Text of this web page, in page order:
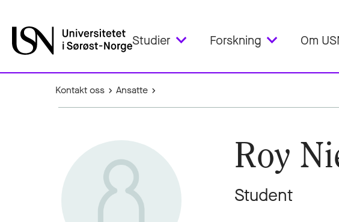
Studier Forskning Om
Kontakt oss Ansatte
Roy
Student